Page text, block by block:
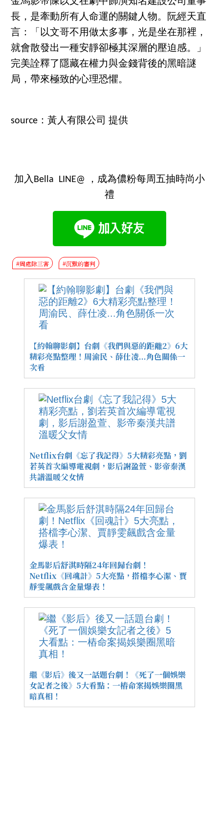
長，是牽動所有人命運的關鍵人物。阮經天直
言：「以文哥不用做太多事，光是坐在那裡，
就會散發出一種安靜卻極其深層的壓迫感。」
完美詮釋了隱藏在權力與金錢背後的黑暗謎
局，帶來極致的心理恐懼。
source：黃人有限公司 提供
加入Bella LINE@ ，成為儂粉每周五抽時尚小
禮
#周處除三害 #沉默的審判
【約翰聊影劇】台劇《我們與惡的距離2》6大
精彩亮點整理！周渝民、薛仕凌...角色關係一
次看
Netflix台劇《忘了我記得》5大精彩亮點，劉
若英首次編導電視劇，影后謝盈萱、影帝秦漢
共譜溫暖父女情
金馬影后舒淇時隔24年回歸台劇！
Netflix《回魂計》5大亮點，搭檔李心潔、賈
靜雯飆戲含金量爆表！
繼《影后》後又一話題台劇！《死了一個娛樂
女記者之後》5大看點：一樁命案揭娛樂圈黑
暗真相！